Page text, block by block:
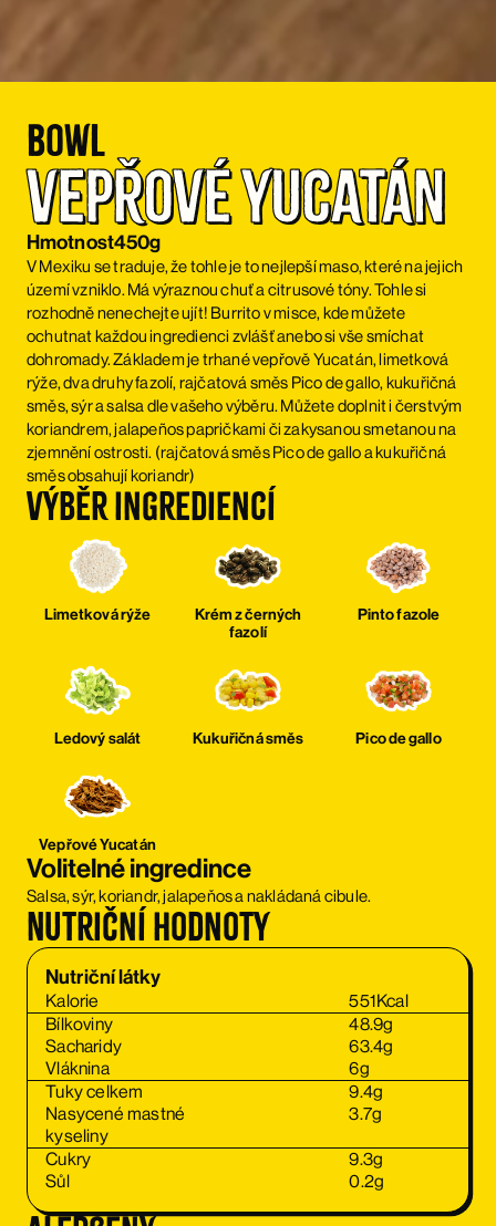
Bowl
Vepřové Yucatán
Hmotnost450g
V Mexiku se traduje, že tohle je to nejlepší maso, které na jejich
území vzniklo. Má výraznou chuť a citrusové tóny. Tohle si
rozhodně nenechejte ujít! Burrito v misce, kde můžete
ochutnat každou ingredienci zvlášť anebo si vše smíchat
dohromady. Základem je trhané vepřově Yucatán, limetková
rýže, dva druhy fazolí, rajčatová směs Pico de gallo, kukuřičná
směs, sýr a salsa dle vašeho výběru. Můžete doplnit i čerstvým
koriandrem, jalapeños papričkami či zakysanou smetanou na
zjemnění ostrosti. (rajčatová směs Pico de gallo a kukuřičná
směs obsahují koriandr)
Výběr ingrediencí
Limetková rýže
Krém z černých
fazolí
Pinto fazole
Ledový salát Kukuřičná směs Pico de gallo
Vepřové Yucatán
Volitelné ingredince
Salsa, sýr, koriandr, jalapeňos a nakládaná cibule.
Nutriční hodnoty
Nutriční látky
Kalorie 551Kcal
Bílkoviny
48.9g
Sacharidy
63.4g
Vláknina
6g
Tuky celkem
9.4g
Nasycené mastné
kyseliny
3.7g
Cukry 9.3g
Sůl
0.2g